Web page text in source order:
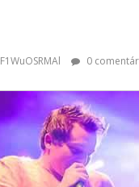
F1WuOSRMAl 0